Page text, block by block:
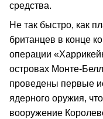
средства.
Не так быстро, как
британцев в конце
операции
островах Монте-
проведены первые
ядерного оружия,
вооружение